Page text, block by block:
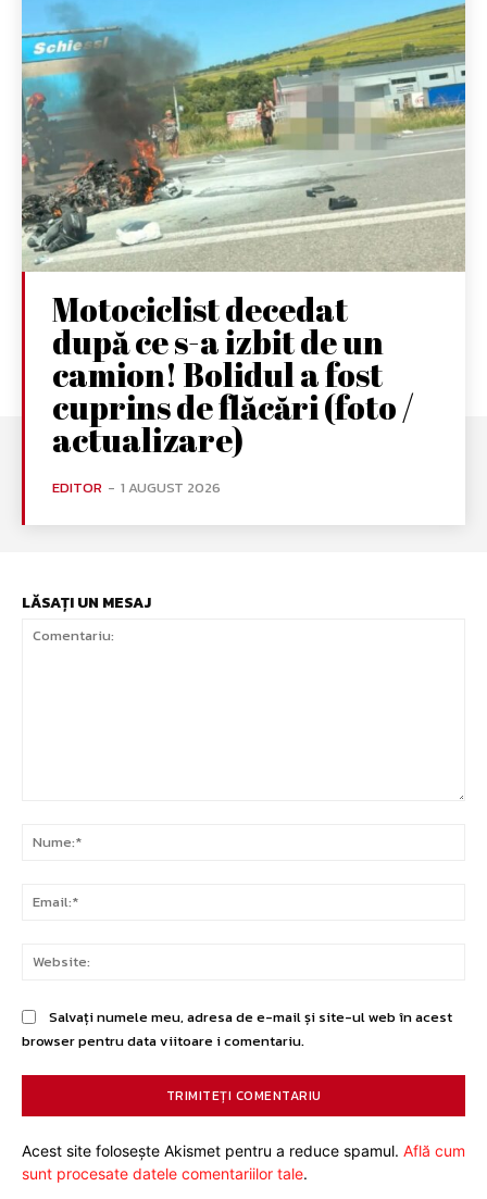
Motociclist decedat
după ce s-a izbit de un
camion! Bolidul a fost
cuprins de flăcări (foto /
actualizare)
EDITOR - 1 AUGUST 2026
LĂSAȚI UN MESAJ
Salvați numele meu, adresa de e-mail și site-ul web în acest
browser pentru data viitoare i comentariu.
Acest site folosește Akismet pentru a reduce spamul. Află cum
sunt procesate datele comentariilor tale.